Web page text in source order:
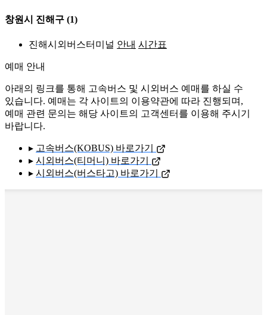
창원시 진해구 (1)
진해시외버스터미널 안내 시간표
예매 안내
아래의 링크를 통해 고속버스 및 시외버스 예매를 하실 수
있습니다. 예매는 각 사이트의 이용약관에 따라 진행되며,
예매 관련 문의는 해당 사이트의 고객센터를 이용해 주시기
바랍니다.
▸ 고속버스(KOBUS) 바로가기
▸ 시외버스(티머니) 바로가기
▸ 시외버스(버스타고) 바로가기